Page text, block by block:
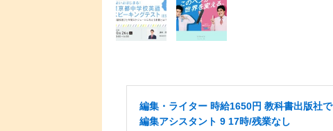
編集・ライター 時給1650円 教科書出版社で
編集アシスタント 9 17時/残業なし